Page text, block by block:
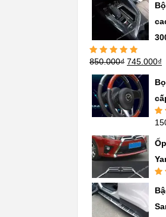
Được xếp
sao
850.000₫ 745.000₫
sao